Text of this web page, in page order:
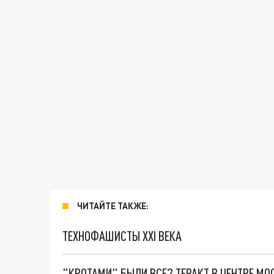
ЧИТАЙТЕ ТАКЖЕ:
ТЕХНОФАШИСТЫ XXI ВЕКА